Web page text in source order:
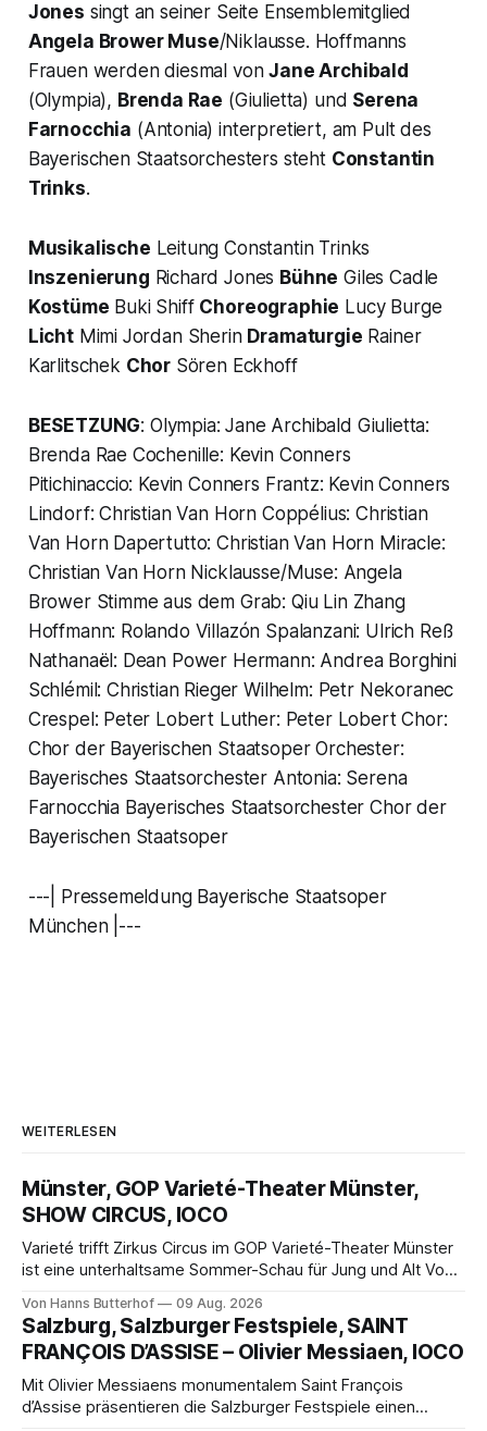
Jones singt an seiner Seite Ensemblemitglied
Angela Brower Muse/Niklausse. Hoffmanns
Frauen werden diesmal vonJane Archibald
(Olympia), Brenda Rae (Giulietta) und Serena
Farnocchia (Antonia) interpretiert, am Pult des
Bayerischen Staatsorchesters steht Constantin
Trinks.
Musikalische Leitung Constantin Trinks
Inszenierung Richard Jones Bühne Giles Cadle
Kostüme Buki Shiff Choreographie Lucy Burge
LichtMimi Jordan Sherin Dramaturgie Rainer
Karlitschek Chor Sören Eckhoff
BESETZUNG: Olympia: Jane Archibald Giulietta:
Brenda Rae Cochenille: Kevin Conners
Pitichinaccio: Kevin Conners Frantz: Kevin Conners
Lindorf: Christian Van Horn Coppélius: Christian
Van Horn Dapertutto: Christian Van Horn Miracle:
Christian Van Horn Nicklausse/Muse: Angela
Brower Stimme aus dem Grab: Qiu Lin Zhang
Hoffmann: Rolando Villazón Spalanzani: Ulrich Reß
Nathanaël: Dean Power Hermann: Andrea Borghini
Schlémil: Christian Rieger Wilhelm: Petr Nekoranec
Crespel: Peter Lobert Luther: Peter Lobert Chor:
Chor der Bayerischen Staatsoper Orchester:
Bayerisches Staatsorchester Antonia: Serena
Farnocchia Bayerisches Staatsorchester Chor der
Bayerischen Staatsoper
---| Pressemeldung Bayerische Staatsoper
München |---
WEITERLESEN
Münster, GOP Varieté-Theater Münster,
SHOW CIRCUS, IOCO
Varieté trifft Zirkus Circus im GOP Varieté-Theater Münster
ist eine unterhaltsame Sommer-Schau für Jung und Alt Von
Münster der Vorhang zur neuen Show Circus hebt, erkundet
wohl auch eine junge Frau, wie es ist, wenn der Zirkus ins
Varieté kommt.
Von Hanns Butterhof 09 Aug. 2026
Salzburg, Salzburger Festspiele, SAINT
FRANÇOIS D’ASSISE – Olivier Messiaen, IOCO
Mit Olivier Messiaens monumentalem Saint François
d’Assise präsentieren die Salzburger Festspiele einen